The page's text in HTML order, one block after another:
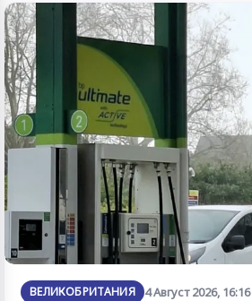
ВЕЛИКОБРИТАНИЯ 4 Август 2026, 16:16